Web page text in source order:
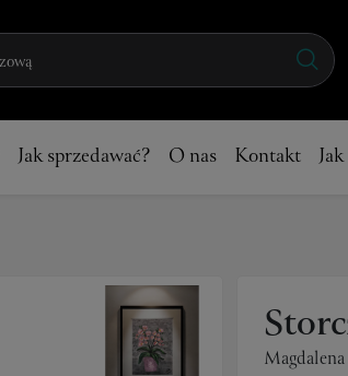
Jak sprzedawać? O nas Kontakt